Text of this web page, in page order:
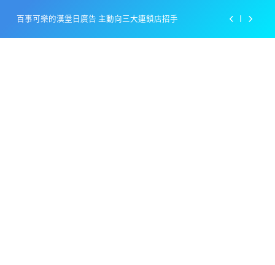
content
百事可樂的漢堡日廣告 主動向三大連鎖店招手